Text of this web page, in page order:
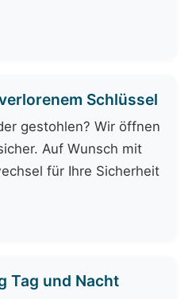
Schlüssel
gestohlen? Wir öffnen
Auf Wunsch mit
für Ihre Sicherheit
Tag und Nacht